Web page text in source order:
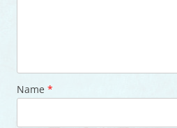
Name *